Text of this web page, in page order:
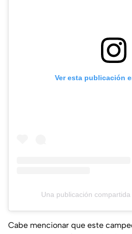
Ver esta publicación
Una publicación
Cabe mencionar que este